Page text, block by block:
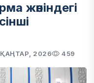
жөніндегі
ҚАҢТАР, 2026 459